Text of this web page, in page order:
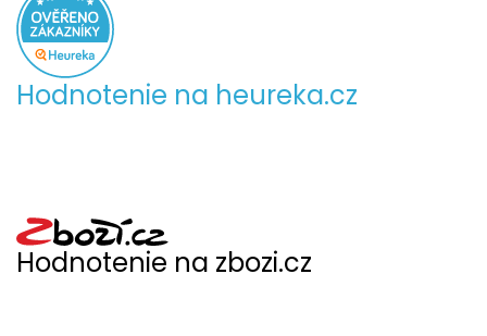
Hodnotenie na heureka.cz
Hodnotenie na zbozi.cz